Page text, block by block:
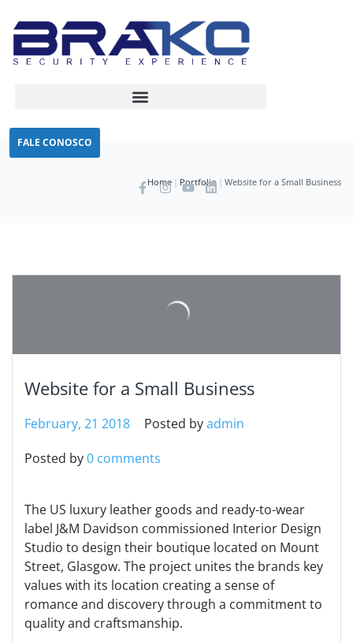
FALE CONOSCO
Home | Portfolio | Website for a Small Business
Website for a Small Business
February, 21 2018 Posted byadmin
Posted by0 comments
The US luxury leather goods and ready-to-wear
label J&M Davidson commissioned Interior Design
Studio to design their boutique located on Mount
Street, Glasgow. The project unites the brands key
values with its location creating a sense of
romance and discovery through a commitment to
quality and craftsmanship.